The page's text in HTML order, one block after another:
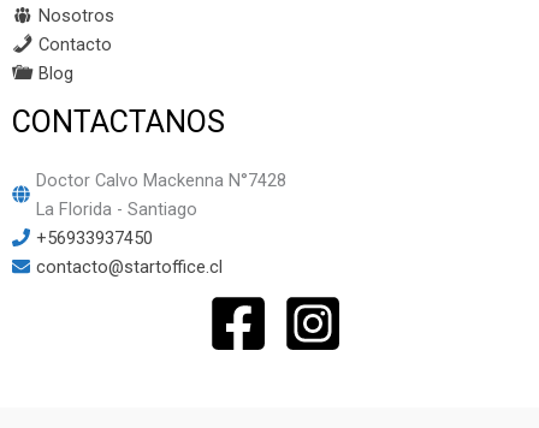
Nosotros
Contacto
Blog
CONTACTANOS
Doctor Calvo Mackenna N°7428
La Florida - Santiago
+56933937450
contacto@startoffice.cl